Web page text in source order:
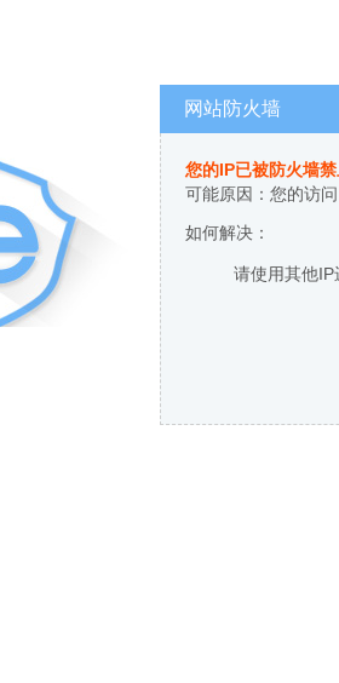
网站防火墙
您的IP已被防火墙
可能原因：您的访
如何解决：
请使用其他